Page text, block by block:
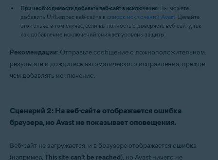
При необходимости добавьте веб-сайт в исключения: Вы можете
добавить URL-адрес веб-сайта в список исключений Avast. Делайте
это только в том случае, если вы полностью доверяете веб-сайту, так
как добавление исключений снижает уровень защиты.
Рекомендации: Отправьте сообщение о ложноположительном
результате и дождитесь автоматического исправления, прежде
чем добавлять исключение.
Сценарий 2: На веб-сайте отображается ошибка
браузера, но Avast не показывает оповещения.
Веб-сайт не загружается, и в браузере отображается ошибка
(например, This site can't be reached), но Avast ничего не